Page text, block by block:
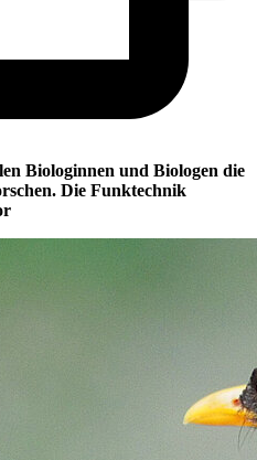
Biologinnen und Biologen die
Die Funktechnik